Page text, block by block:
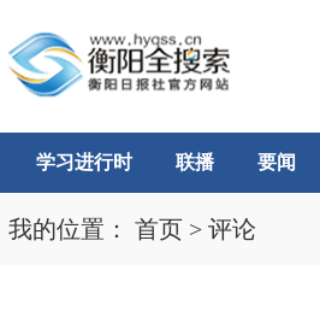
学习进行时 联播 要闻
我的位置： 首页 > 评论